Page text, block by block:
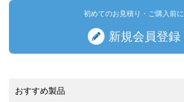
初めてのお見積り・ご購入前に
新規会員登録
おすすめ製品